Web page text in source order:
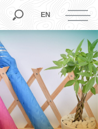
EN
SỰ KIỆN